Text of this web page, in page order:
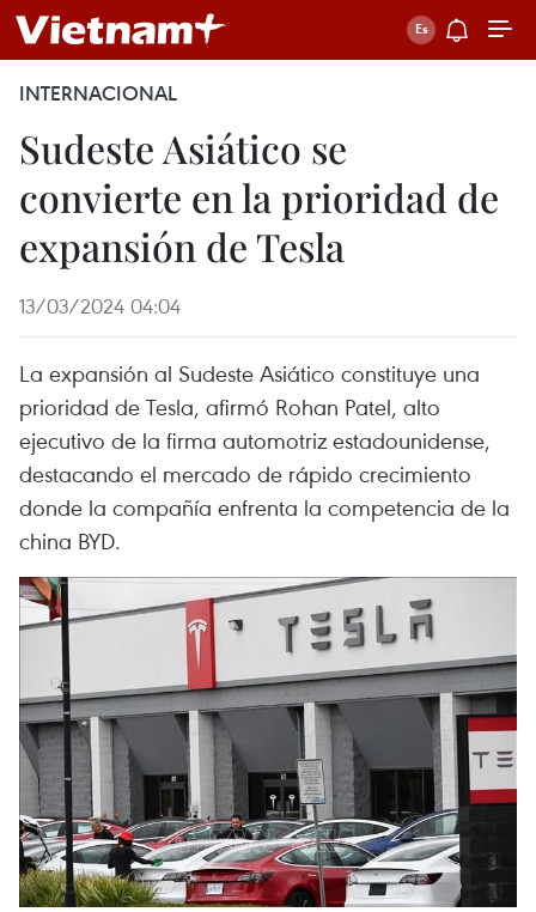
INTERNACIONAL
Sudeste Asiático se
convierte en la prioridad de
expansión de Tesla
13/03/2024 04:04
La expansión al Sudeste Asiático constituye una
prioridad de Tesla, afirmó Rohan Patel, alto
ejecutivo de la firma automotriz estadounidense,
destacando el mercado de rápido crecimiento
donde la compañía enfrenta la competencia de la
china BYD.